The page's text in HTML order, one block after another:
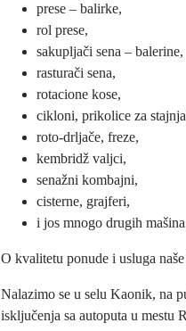
prese – balirke,
rol prese,
sakupljači sena – balerine,
rasturači sena,
rotacione kose,
cikloni, prikolice za
roto-drljače, freze,
kembridž valjci,
senažni kombajni,
cisterne, grajferi,
i jos mnogo drugih
O kvalitetu ponude i usluga
Nalazimo se u selu Kaonik, na
isključenja sa autoputa u mestu